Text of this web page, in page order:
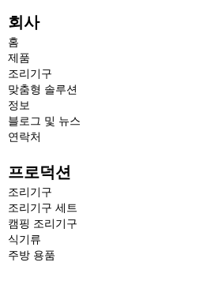
회사
홈
제품
조리기구
맞춤형 솔루션
정보
블로그 및 뉴스
연락처
프로덕션
조리기구
조리기구 세트
캠핑 조리기구
식기류
주방 용품